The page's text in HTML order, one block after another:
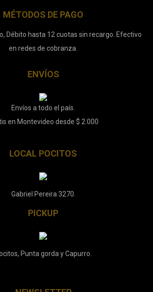
MÉTODOS DE PAGO
Débito hasta 12 cuotas sin recargo. Efectivo
en redes de cobranza.
ENVÍOS
Envíos a todo el país.
en Montevideo desde $ 2.000
LOCAL POCITOS
Gabriel Pereira 3270.
PICKUP
Punta gorda y Capurro.